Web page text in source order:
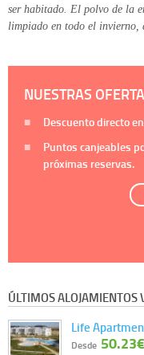
ser habitado. El polvo de la
limpiado en todo el invierno,
NUESTRAS
Descuento directo
Puntos canjeables
próximas reservas.
ÚLTIMOS ALOJAMIENTOS
Life
Desde 50.23€